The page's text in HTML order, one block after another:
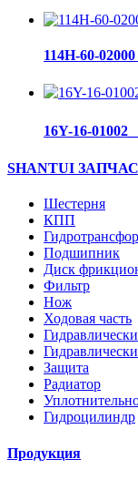
114H-60-
16Y-16-
SHANTUI
Шестерня
КПП
Подшипник
Диск
Фильтр
Нож
Ходовая часть
Защита
Радиатор
Гидроцилиндр
Продукция